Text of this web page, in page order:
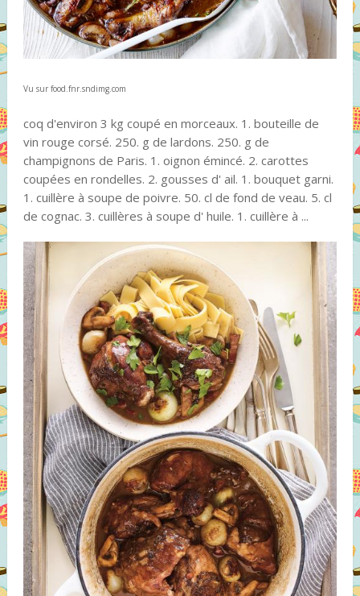
Vu sur food.fnr.sndimg.com
coq d'environ 3 kg coupé en morceaux. 1. bouteille de
vin rouge corsé. 250. g de lardons. 250. g de
champignons de Paris. 1. oignon émincé. 2. carottes
coupées en rondelles. 2. gousses d' ail. 1. bouquet garni.
1. cuillère à soupe de poivre. 50. cl de fond de veau. 5. cl
de cognac. 3. cuillères à soupe d' huile. 1. cuillère à ...